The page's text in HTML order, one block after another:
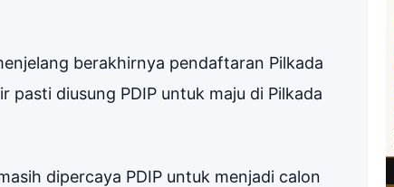
berakhirnya pendaftaran Pilkada
diusung PDIP untuk maju di Pilkada
dipercaya PDIP untuk menjadi calon